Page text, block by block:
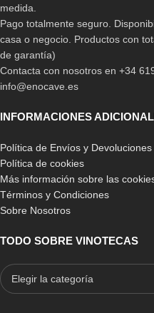
medida.
Pago totalmente seguro.
casa o negocio. Productos con
de garantía)
Contacta con nosotros en +34
info@enocave.es
INFORMACIONES
Política de Envíos y Devoluciones
Política de cookies
Más información sobre las
Términos y Condiciones
Sobre Nosotros
TODO SOBRE VINOTECAS